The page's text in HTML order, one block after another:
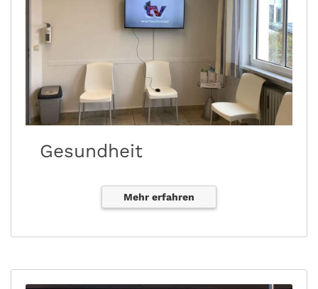
Gesundheit
Mehr erfahren